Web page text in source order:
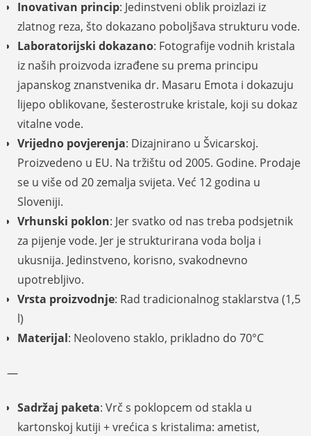
Inovativan princip: Jedinstveni oblik proizlazi iz
zlatnog reza, što dokazano poboljšava strukturu vode.
Laboratorijski dokazano: Fotografije vodnih kristala
iz naših proizvoda izrađene su prema principu
japanskog znanstvenika dr. Masaru Emota i dokazuju
lijepo oblikovane, šesterostruke kristale, koji su dokaz
vitalne vode.
Vrijedno povjerenja: Dizajnirano u Švicarskoj.
Proizvedeno u EU. Na tržištu od 2005. Godine. Prodaje
se u više od 20 zemalja svijeta. Već 12 godina u
Sloveniji.
Vrhunski poklon: Jer svatko od nas treba podsjetnik
za pijenje vode. Jer je strukturirana voda bolja i
ukusnija. Jedinstveno, korisno, svakodnevno
upotrebljivo.
Vrsta proizvodnje: Rad tradicionalnog staklarstva (1,5
l)
Materijal: Neoloveno staklo, prikladno do 70°C
—
Sadržaj paketa: Vrč s poklopcem od stakla u
kartonskoj kutiji + vrećica s kristalima: ametist,